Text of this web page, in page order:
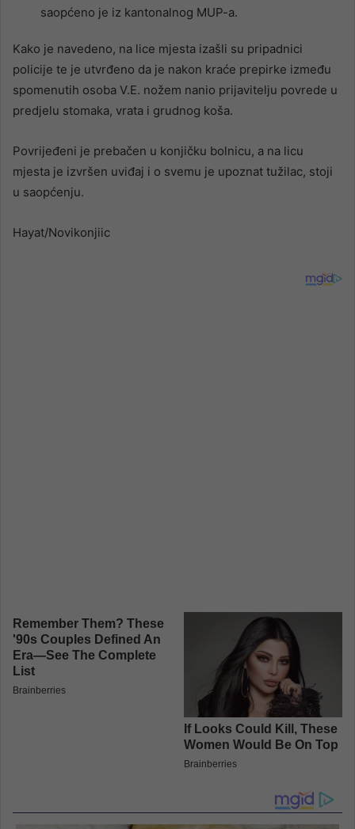
saopćeno je iz kantonalnog MUP-a.
Kako je navedeno, na lice mjesta izašli su pripadnici
policije te je utvrđeno da je nakon kraće prepirke između
spomenutih osoba V.E. nožem nanio prijavitelju povrede u
predjelu stomaka, vrata i grudnog koša.
Povrijeđeni je prebačen u konjičku bolnicu, a na licu
mjesta je izvršen uviđaj i o svemu je upoznat tužilac, stoji
u saopćenju.
Hayat/Novikonjiic